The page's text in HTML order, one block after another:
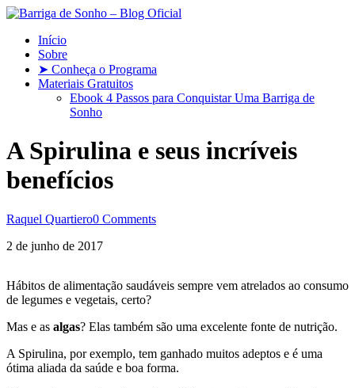
Início
Sobre
➤ Conheça o Programa
Materiais Gratuitos
Ebook 4 Passos para Conquistar Uma Barriga de
Sonho
A Spirulina e seus incríveis
benefícios
Raquel Quartiero0 Comments
2 de junho de 2017
Hábitos de alimentação saudáveis sempre vem atrelados ao consumo
de legumes e vegetais, certo?
Mas e as algas? Elas também são uma excelente fonte de nutrição.
A Spirulina, por exemplo, tem ganhado muitos adeptos e é uma
ótima aliada da saúde e boa forma.